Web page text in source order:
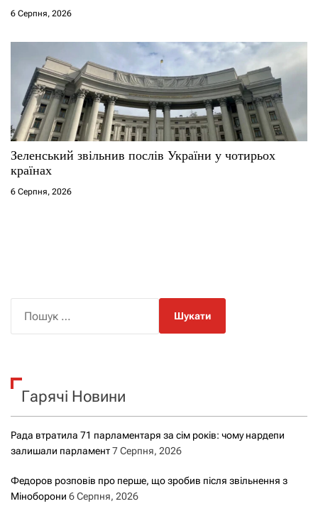
6 Серпня, 2026
Зеленський звільнив послів України у чотирьох
країнах
6 Серпня, 2026
к
Гарячі Новини
Рада втратила 71 парламентаря за сім років: чому нардепи
залишали парламент7 Серпня, 2026
Федоров розповів про перше, що зробив після звільнення з
Міноборони 6 Серпня, 2026